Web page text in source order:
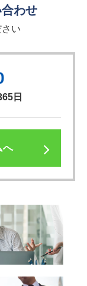
わせ
い
日
へ